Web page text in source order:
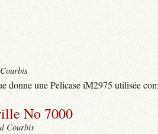
donne une Pelicase iM2975 utilisée
No 7000
Courbis